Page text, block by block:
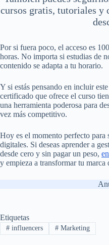
cursos gratis, tutoriales y
Por si fuera poco, el acceso es
horas. No importa si estudias de
contenido se adapta a tu horario.
Y si estás pensando en incluir
certificado que ofrece el curso
una herramienta poderosa para
vez más competitivo.
Hoy es el momento perfecto para
digitales. Si deseas aprender a
desde cero y sin pagar un peso,
y empieza a transformar tu marca
Etiquetas
#influencers #Marketing